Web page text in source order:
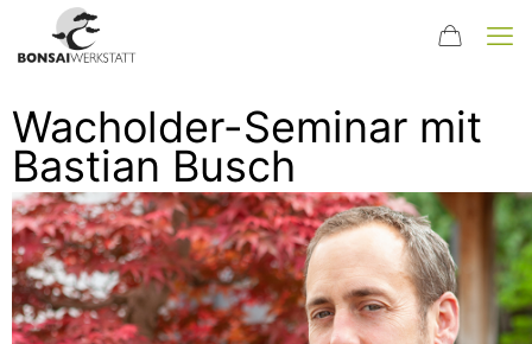
Wacholder-Seminar mit
Bastian Busch